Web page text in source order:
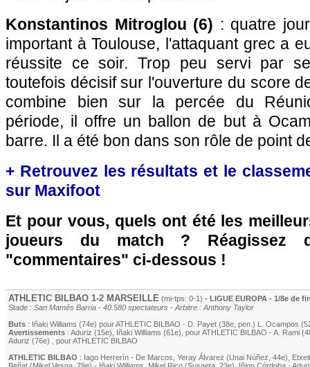
Konstantinos Mitroglou (6) : quatre
important à Toulouse, l'attaquant grec a
réussite ce soir. Trop peu servi par
toutefois décisif sur l'ouverture du score
combine bien sur la percée du
période, il offre un ballon de but à
barre. Il a été bon dans son rôle de point
+ Retrouvez les résultats et le
sur Maxifoot
Et pour vous, quels ont été les
joueurs du match ? Réagissez
"commentaires" ci-dessous !
ATHLETIC BILBAO 1-2 MARSEILLE (mi-tps: 0-1) - LIGUE EUROPA - 1/8e de
Stade : San Mamés Barria - 40.580 spectateurs - Arbitre : Anthony Taylor
Buts : Iñaki Williams (74e) pourATHLETIC BILBAO - D. Payet (38e, pen.) L. Ocampos
Avertissements : Aduriz (15e) Iñaki Williams (61e) , pourATHLETIC BILBAO - A. Rami
Aduriz (76e) , pourATHLETIC BILBAO
ATHLETIC BILBAO : Iago Herrerín - De Marcos Yeray Álvarez (Unai Núñez , 44e)